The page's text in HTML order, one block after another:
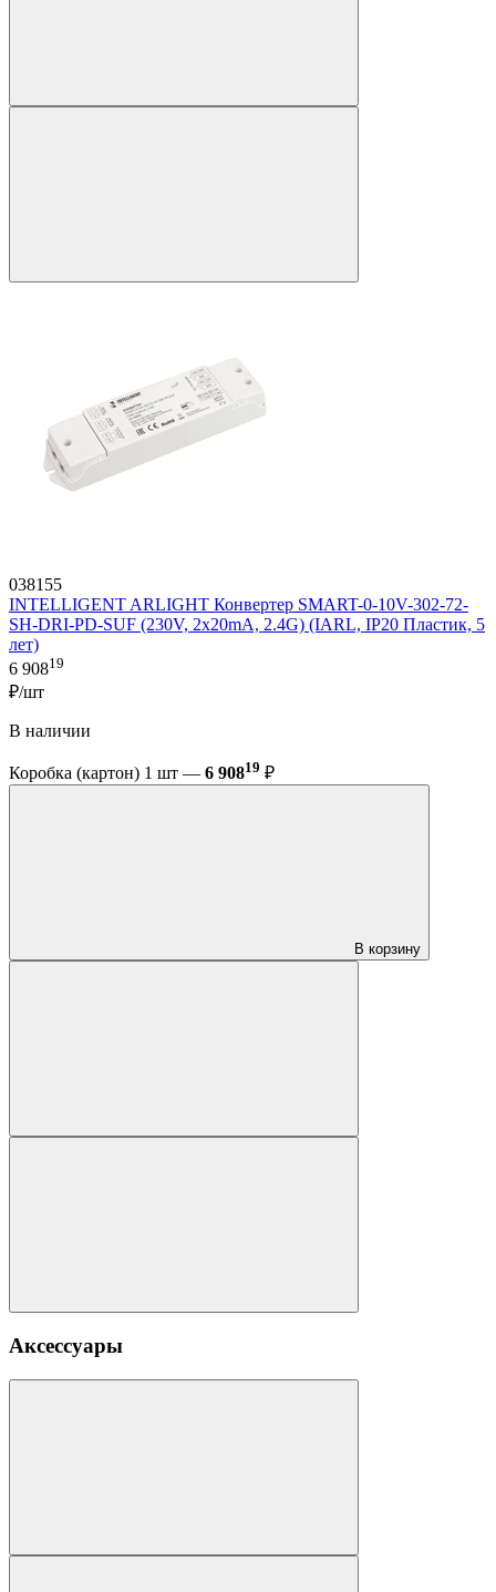
038155
INTELLIGENT ARLIGHT Конвертер SMART-0-10V-302-72-
SH-DRI-PD-SUF (230V, 2x20mA, 2.4G) (IARL, IP20 Пластик, 5
лет)
6 90819
₽/шт
В наличии
Коробка (картон) 1 шт — 6 90819 ₽
В корзину
Аксессуары